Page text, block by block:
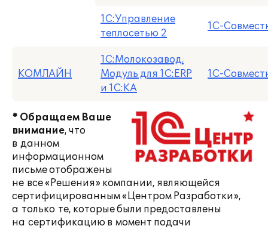
1С:Управление
теплосетью 2
1С-
КОМЛАЙН
1С:Молокозавод.
Модуль для 1С:ERP
и 1С:КА
1С-
* Обращаем Ваше
внимание, что
в данном
информационном
письме отображены
не все «Решения» компании, являющейся
сертифицированным «Центром Разработки»,
а только те, которые были предоставлены
на сертификацию в момент подачи